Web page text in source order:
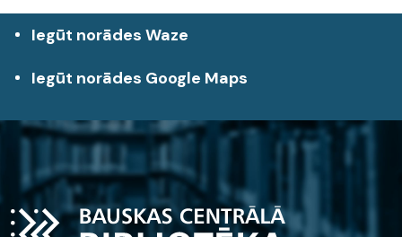
Iegūt norādes Waze
Iegūt norādes Google Maps